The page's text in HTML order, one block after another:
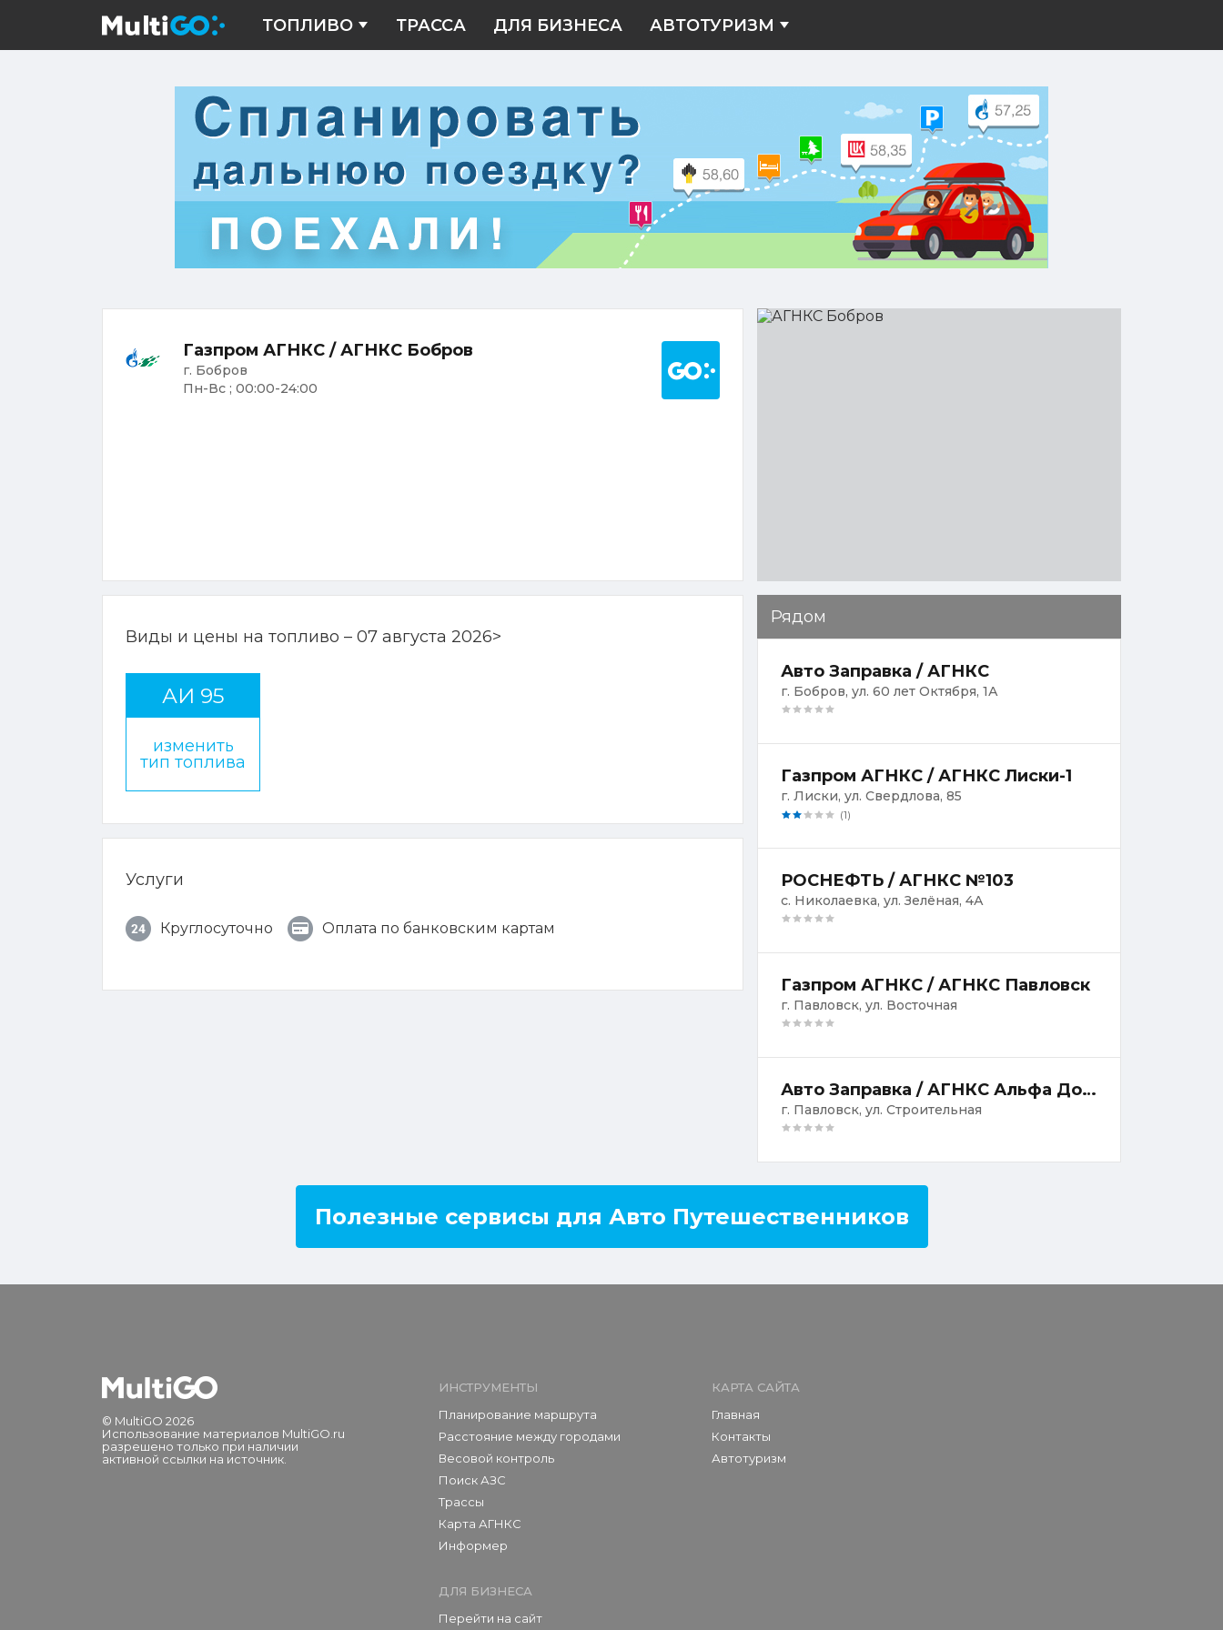
ТОПЛИВО ТРАССА ДЛЯ БИЗНЕСА АВТОТУРИЗМ
Газпром АГНКС / АГНКС Бобров
г. Бобров
Пн-Вс ; 00:00-24:00
Построить маршрут на Yandex.
АГНКС
Виды и цены на топливо – 07 августа 2026>
АИ 95
изменить
тип топлива
Услуги
Круглосуточно Оплата по банковским картам
Рядом
Авто Заправка / АГНКС
г. Бобров, ул. 60 лет Октября, 1А
Газпром АГНКС / АГНКС Лиски-1
г. Лиски, ул. Свердлова, 85
(1)
РОСНЕФТЬ / АГНКС №103
с. Николаевка, ул. Зелёная, 4А
Газпром АГНКС / АГНКС Павловск
г. Павловск, ул. Восточная
Авто Заправка / АГНКС Альфа Дон Метан
г. Павловск, ул. Строительная
Полезные сервисы для Авто Путешественников
© MultiGO 2026
Использование материалов MultiGO.ru
разрешено только при наличии
активной ссылки на источник.
ИНСТРУМЕНТЫ
Планирование маршрута
Расстояние между городами
Весовой контроль
Поиск АЗС
Трассы
Карта АГНКС
Информер
ДЛЯ БИЗНЕСА
Перейти на сайт
КАРТА САЙТА
Главная
Контакты
Автотуризм